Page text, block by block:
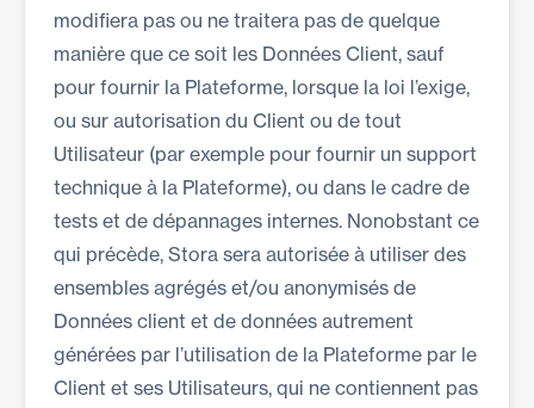
modifiera pas ou ne traitera pas de quelque
manière que ce soit les Données Client, sauf
pour fournir la Plateforme, lorsque la loi l’exige,
ou sur autorisation du Client ou de tout
Utilisateur (par exemple pour fournir un support
technique à la Plateforme), ou dans le cadre de
tests et de dépannages internes. Nonobstant ce
qui précède, Stora sera autorisée à utiliser des
ensembles agrégés et/ou anonymisés de
Données client et de données autrement
générées par l’utilisation de la Plateforme par le
Client et ses Utilisateurs, qui ne contiennent pas